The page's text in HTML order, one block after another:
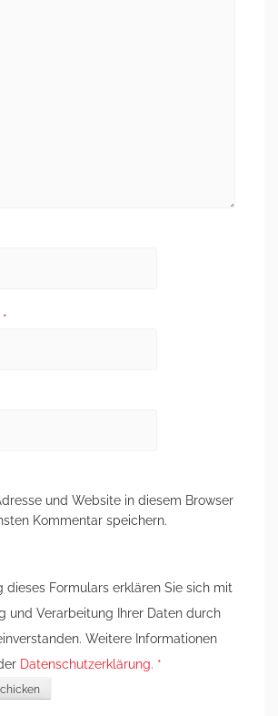
*
und Website in diesem Browser
Kommentar speichern.
dieses Formulars erklären Sie sich mit
und Verarbeitung Ihrer Daten durch
Weitere Informationen
Datenschutzerklärung. *